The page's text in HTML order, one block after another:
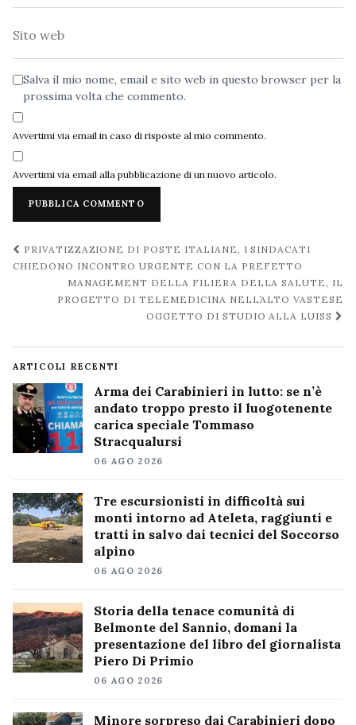
Salva il mio nome, email e sito web in questo browser per la
prossima volta che commento.
Avvertimi via email in caso di risposte al mio commento.
Avvertimi via email alla pubblicazione di un nuovo articolo.
Navigazione
post
PRIVATIZZAZIONE DI POSTE ITALIANE, I SINDACATI
CHIEDONO INCONTRO URGENTE CON LA PREFETTO
MANAGEMENT DELLA FILIERA DELLA SALUTE, IL
PROGETTO DI TELEMEDICINA NELL’ALTO VASTESE
OGGETTO DI STUDIO ALLA LUISS
ARTICOLI RECENTI
Arma dei Carabinieri in lutto: se n’è
andato troppo presto il luogotenente
carica speciale Tommaso
Stracqualursi
06 AGO 2026
Tre escursionisti in difficoltà sui
monti intorno ad Ateleta, raggiunti e
tratti in salvo dai tecnici del Soccorso
alpino
06 AGO 2026
Storia della tenace comunità di
Belmonte del Sannio, domani la
presentazione del libro del giornalista
Piero Di Primio
06 AGO 2026
Minore sorpreso dai Carabinieri dopo